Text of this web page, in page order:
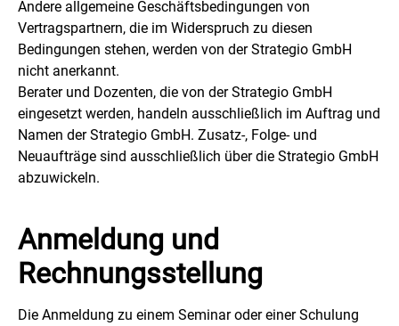
Andere allgemeine Geschäftsbedingungen von
Vertragspartnern, die im Widerspruch zu diesen
Bedingungen stehen, werden von der Strategio GmbH
nicht anerkannt.
Berater und Dozenten, die von der Strategio GmbH
eingesetzt werden, handeln ausschließlich im Auftrag und
Namen der Strategio GmbH. Zusatz-, Folge- und
Neuaufträge sind ausschließlich über die Strategio GmbH
abzuwickeln.
Anmeldung und
Rechnungsstellung
Die Anmeldung zu einem Seminar oder einer Schulung